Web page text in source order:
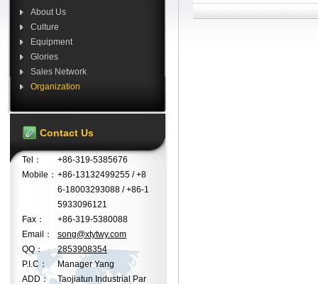
About Us
Culture
Equipment
Glories
Sales Network
Organization
Contact Us
Tel：
+86-319-5385676
Mobile： +86-13132499255 / +8
6-18003293088 / +86-1
5933096121
Fax：
+86-319-5380088
Email：
song@xtytwy.com
QQ：
2853908354
P.I.C：
Manager Yang
ADD：
Taojiatun Industrial Par